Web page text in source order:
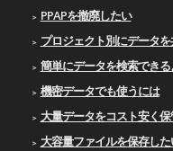
PPAPを撤廃したい
プロジェクト別にデータ
簡単にデータを検索でき
機密データでも使うには
大量データをコスト安く
大容量ファイルを保存した